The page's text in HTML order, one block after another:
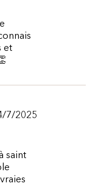
et
7/2025
saint